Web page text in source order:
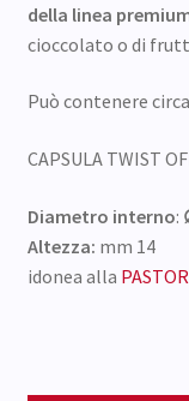
della linea
cioccolato o di
Può contenere
CAPSULA TWIST
Diametro interno:
Altezza: mm 14
idonea alla